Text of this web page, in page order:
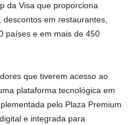
da Visa que proporciona
em restaurantes,
países e em mais de 450
que tiverem acesso ao
plataforma tecnológica em
pelo Plaza Premium
e integrada para